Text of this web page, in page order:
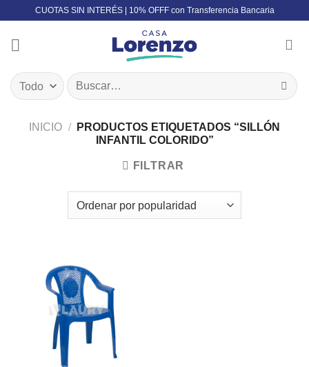
content
CUOTAS SIN INTERÉS | 10% OFFF con Transferencia Bancaria
Buscar
por:
INICIO /
PRODUCTOS ETIQUETADOS “SILLÓN
INFANTIL COLORIDO”
FILTRAR